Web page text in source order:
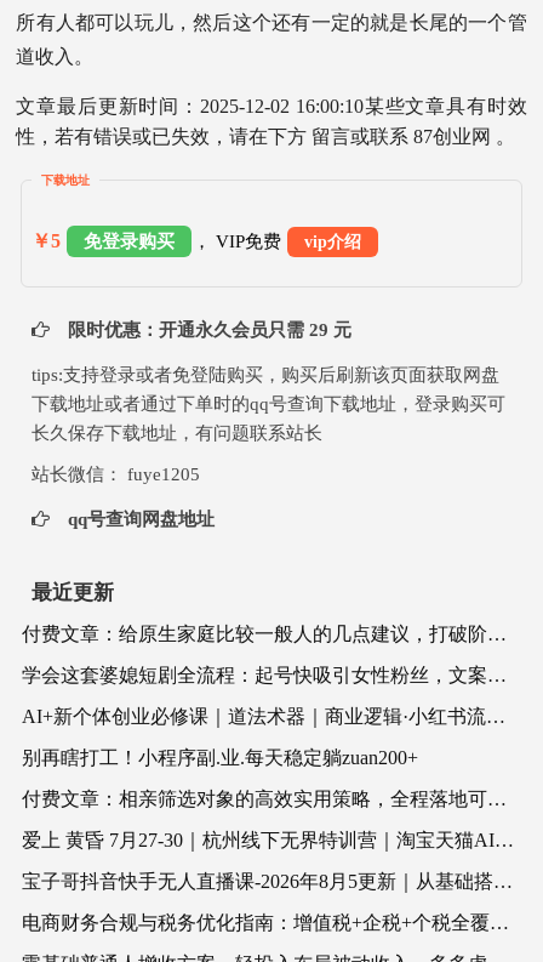
所有人都可以玩儿，然后这个还有一定的就是长尾的一个管
道收入。
文章最后更新时间：2025-12-02 16:00:10某些文章具有时效
性，若有错误或已失效，请在下方 留言或联系 87创业网 。
下载地址
￥5 免登录购买 ， VIP免费 vip介绍
限时优惠：开通永久会员只需 29 元
tips:支持登录或者免登陆购买，购买后刷新该页面获取网盘
下载地址或者通过下单时的qq号查询下载地址，登录购买可
长久保存下载地址，有问题联系站长
站长微信： fuye1205
qq号查询网盘地址
最近更新
付费文章：给原生家庭比较一般人的几点建议，打破阶层局限，实现个人与家族代际向上跃升
学会这套婆媳短剧全流程：起号快吸引女性粉丝，文案剪辑视频制作一站式搞定，多种变现方式都可做
AI+新个体创业必修课｜道法术器｜商业逻辑·小红书流量·AI智能体｜低成本打造个人变现小生意全套教学
别再瞎打工！小程序副.业.每天稳定躺zuan200+
付费文章：相亲筛选对象的高效实用策略，全程落地可实操，规避短择、利己型相亲对象
爱上 黄昏 7月27-30｜杭州线下无界特训营｜淘宝天猫AI推广｜直通车人群｜全套PPT SOP思维导图资料包
宝子哥抖音快手无人直播课-2026年8月5更新｜从基础搭建到高阶起号，稳号防封技术，搭建自动化直播变现体系
电商财务合规与税务优化指南：增值税+企税+个税全覆盖，财务制度搭建落地纳税筹划方案